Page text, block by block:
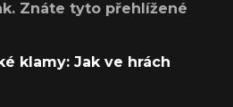
Znáte tyto přehlížené
klamy: Jak ve hrách